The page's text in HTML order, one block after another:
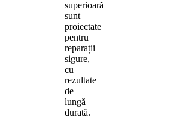
superioară
sunt
proiectate
pentru
reparații
sigure,
cu
rezultate
de
lungă
durată.